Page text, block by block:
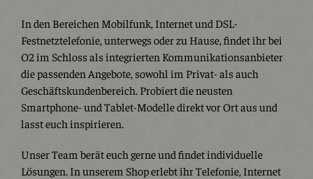
In den Bereichen Mobilfunk, Internet und DSL-
Festnetztelefonie, unterwegs oder zu Hause, findet ihr bei
O2 im Schloss als integrierten Kommunikationsanbieter
die passenden Angebote, sowohl im Privat- als auch
Geschäftskundenbereich. Probiert die neusten
Smartphone- und Tablet-Modelle direkt vor Ort aus und
lasst euch inspirieren.
Unser Team berät euch gerne und findet individuelle
Lösungen. In unserem Shop erlebt ihr Telefonie, Internet